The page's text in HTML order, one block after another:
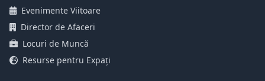
Evenimente Viitoare
Director de Afaceri
Locuri de Muncă
Resurse pentru Expați